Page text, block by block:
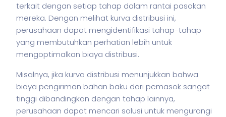
terkait dengan setiap tahap dalam rantai pasokan
mereka. Dengan melihat kurva distribusi ini,
perusahaan dapat mengidentifikasi tahap-tahap
yang membutuhkan perhatian lebih untuk
mengoptimalkan biaya distribusi.
Misalnya, jika kurva distribusi menunjukkan bahwa
biaya pengiriman bahan baku dari pemasok sangat
tinggi dibandingkan dengan tahap lainnya,
perusahaan dapat mencari solusi untuk mengurangi